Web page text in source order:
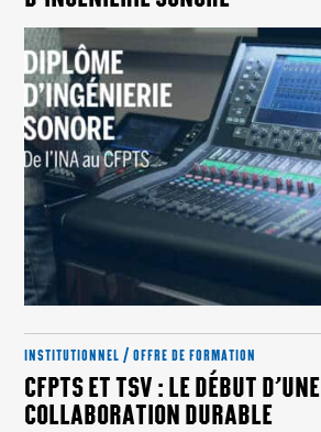
INSTITUTIONNEL / OFFRE DE FORMATION
CFPTS ET TSV : LE DÉBUT D’UNE
COLLABORATION DURABLE